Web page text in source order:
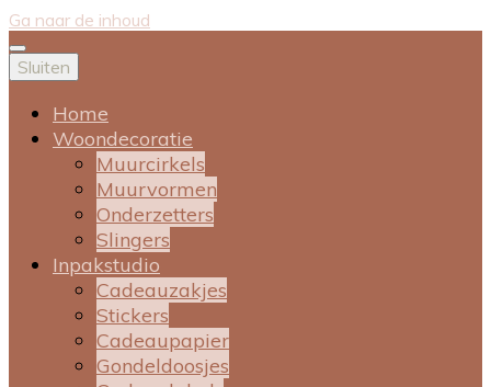
Ga naar de inhoud
Sluiten
Home
Woondecoratie
Muurcirkels
Muurvormen
Onderzetters
Slingers
Inpakstudio
Cadeauzakjes
Stickers
Cadeaupapier
Gondeldoosjes